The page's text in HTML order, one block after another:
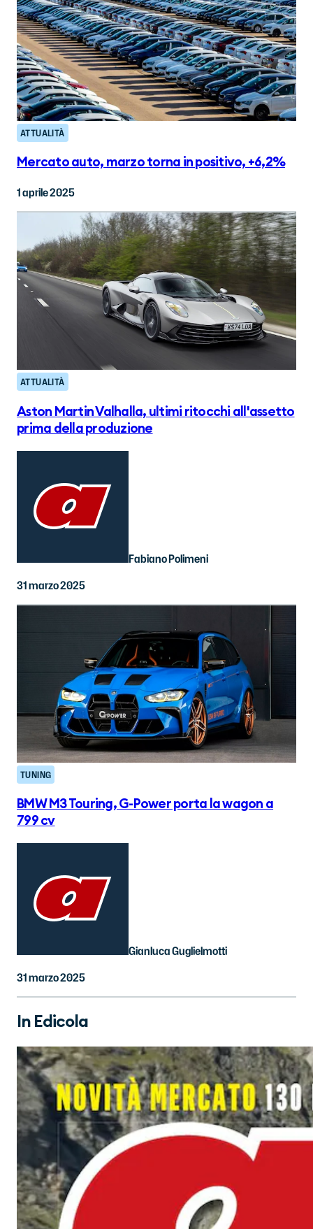
ATTUALITÀ
Mercato auto, marzo torna in positivo, +6,2%
1 aprile 2025
ATTUALITÀ
Aston Martin Valhalla, ultimi ritocchi all'assetto
prima della produzione
Fabiano Polimeni
31 marzo 2025
TUNING
BMW M3 Touring, G-Power porta la wagon a
799 cv
Gianluca Guglielmotti
31 marzo 2025
In Edicola